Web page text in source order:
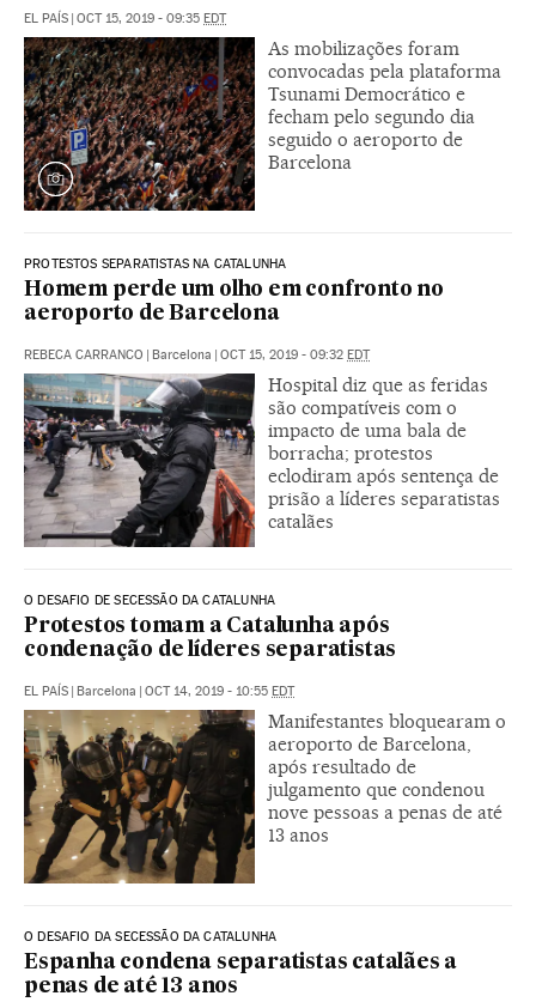
EL PAÍS | OCT 15, 2019 - 09:35 EDT
As mobilizações foram
convocadas pela plataforma
Tsunami Democrático e
fecham pelo segundo dia
seguido o aeroporto de
Barcelona
PROTESTOS SEPARATISTAS NA CATALUNHA
Homem perde um olho em confronto no
aeroporto de Barcelona
REBECA CARRANCO | Barcelona | OCT 15, 2019 - 09:32 EDT
Hospital diz que as feridas
são compatíveis com o
impacto de uma bala de
borracha; protestos
eclodiram após sentença de
prisão a líderes separatistas
catalães
O DESAFIO DE SECESSÃO DA CATALUNHA
Protestos tomam a Catalunha após
condenação de líderes separatistas
EL PAÍS | Barcelona | OCT 14, 2019 - 10:55 EDT
Manifestantes bloquearam o
aeroporto de Barcelona,
após resultado de
julgamento que condenou
nove pessoas a penas de até
13 anos
O DESAFIO DA SECESSÃO DA CATALUNHA
Espanha condena separatistas catalães a
penas de até 13 anos